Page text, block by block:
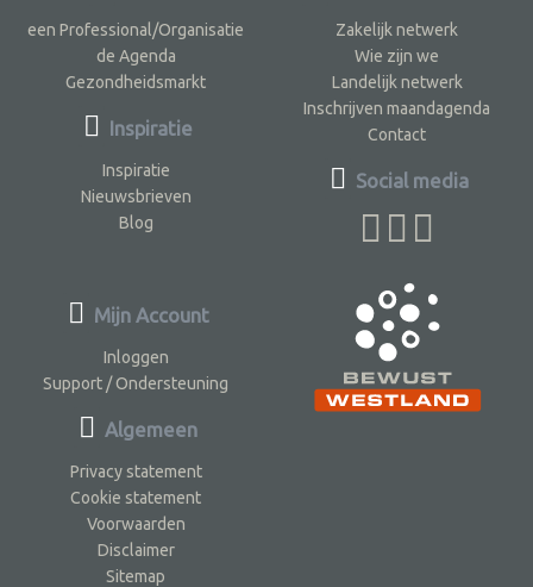
een Professional/Organisatie
de Agenda
Gezondheidsmarkt
Inspiratie
Inspiratie
Nieuwsbrieven
Blog
Zakelijk netwerk
Wie zijn we
Landelijk netwerk
Inschrijven maandagenda
Contact
Social media
Mijn Account
Inloggen
Support / Ondersteuning
Algemeen
Privacy statement
Cookie statement
Voorwaarden
Disclaimer
Sitemap